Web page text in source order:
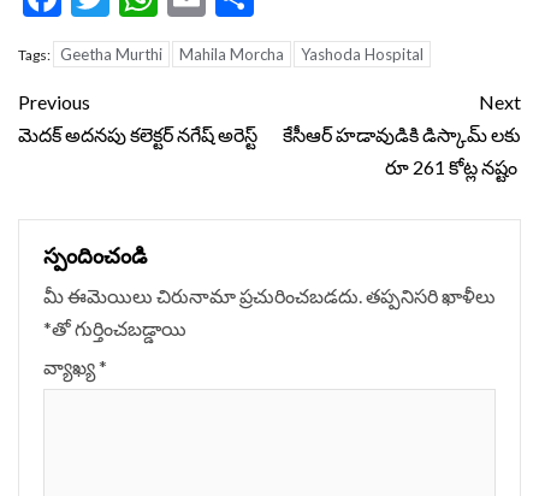
Tags: Geetha Murthi Mahila Morcha Yashoda Hospital
Continue
Reading
Previous
మెదక్‌ అదనపు‌ కలెక్టర్‌ నగేష్‌ అరెస్ట్‌
Next
కేసీఆర్ హడావుడికి డిస్కామ్ లకు
రూ 261 కోట్ల నష్టం
స్పందించండి
మీ ఈమెయిలు చిరునామా ప్రచురించబడదు.తప్పనిసరి ఖాళీలు
*‌తో గుర్తించబడ్డాయి
వ్యాఖ్య*